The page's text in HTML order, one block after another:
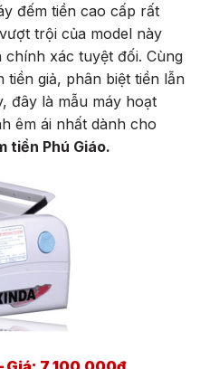
đếm tiền cao cấp rất
trội của model này
xác tuyệt đối. Cùng
tiền giả, phân biệt tiền lẫn
đây là mẫu máy hoạt
êm ái nhất dành cho
tiền Phú Giáo.